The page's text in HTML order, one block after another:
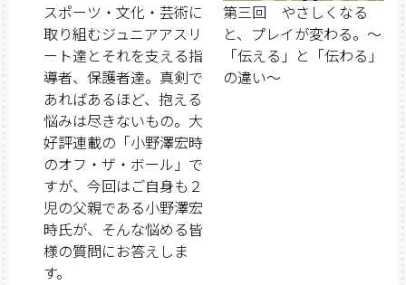
スポーツ・文化・芸術に
取り組むジュニアアスリ
ート達とそれを支える指
導者、保護者達。真剣で
あればあるほど、抱える
悩みは尽きないもの。大
好評連載の「小野澤宏時
のオフ・ザ・ボール」で
すが、今回はご自身も２
児の父親である小野澤宏
時氏が、そんな悩める皆
様の質問にお答えしま
す。
第三回 やさしくなる
と、プレイが変わる。～
「伝える」と「伝わる」
の違い～